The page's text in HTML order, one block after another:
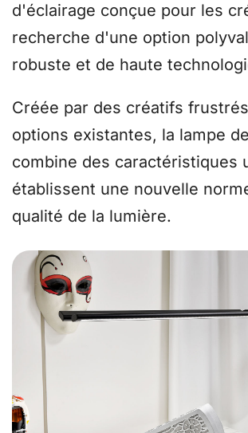
d'éclairage conçue pour les
recherche d'une option
robuste et de haute
Créée par des créatifs
options existantes, la lampe
combine des caractéristiques
établissent une nouvelle
qualité de la lumière.